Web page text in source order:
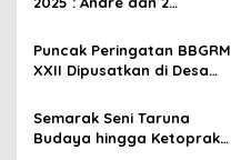
a
t
i
o
n
Nasional.
Puncak Peringatan BBGRM
XXII Dipusatkan di Desa
Teguhkan Semangat
Kebersamaan dan
Kepedulian Sesama
Semarak Seni Taruna
Budaya hingga Ketoprak